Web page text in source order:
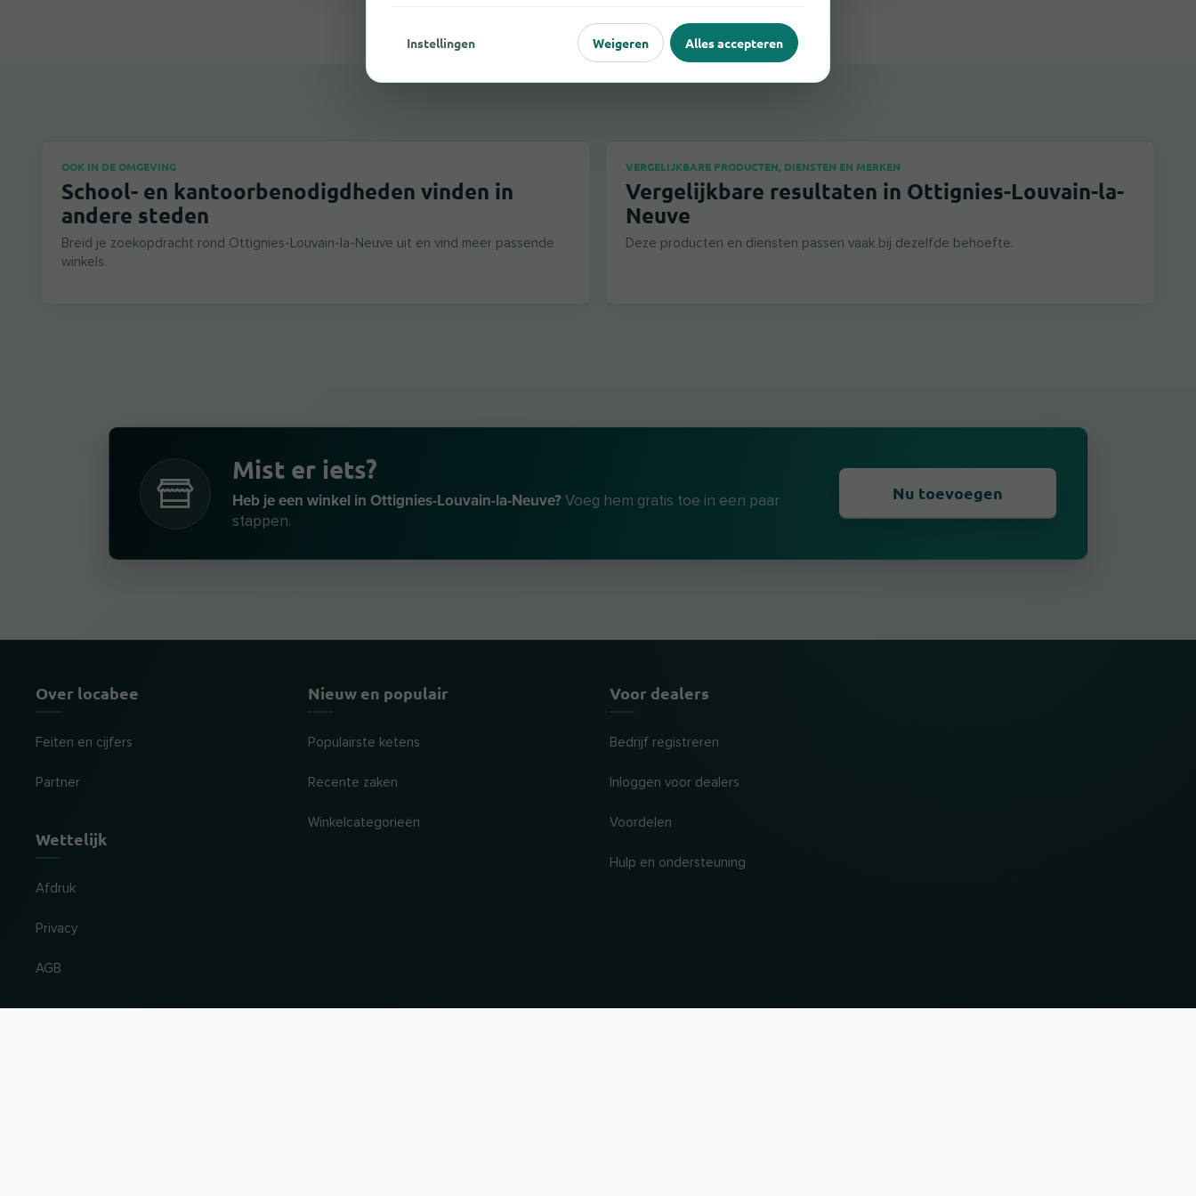
OOK IN DE OMGEVING
School- en kantoorbenodigdheden vinden in
andere steden
Breid je zoekopdracht rond Ottignies-Louvain-la-Neuve uit en vind meer passende
winkels.
VERGELIJKBARE PRODUCTEN, DIENSTEN EN MERKEN
Vergelijkbare resultaten in Ottignies-Louvain-la-
Neuve
Deze producten en diensten passen vaak bij dezelfde behoefte.
Mist er iets?
Heb je een winkel in Ottignies-Louvain-la-Neuve? Voeg hem gratis toe in een paar
stappen.
Nu toevoegen
Over locabee
Feiten en cijfers
Partner
Wettelijk
Afdruk
Privacy
AGB
Nieuw en populair
Populairste ketens
Recente zaken
Winkelcategorieën
Voor dealers
Bedrijf registreren
Inloggen voor dealers
Voordelen
Hulp en ondersteuning
Instellingen Weigeren Alles accepteren